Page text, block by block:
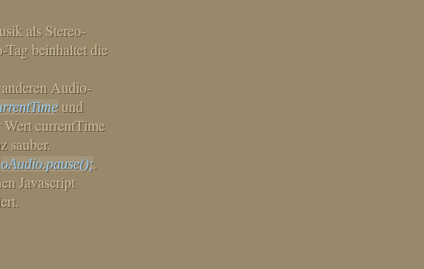
als Stereo-
beinhaltet die
Audio-
und
Wert currentTime
sauber.
oAudio.pause();
Javascript